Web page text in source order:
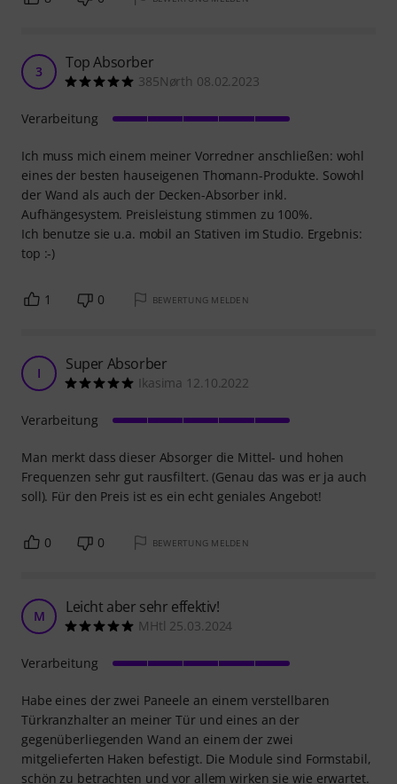
3 Top Absorber
385Nørth 08.02.2023
Ich muss mich einem meiner Vorredner anschließen: wohl
eines der besten hauseigenen Thomann-Produkte. Sowohl
der Wand als auch der Decken-Absorber inkl.
Aufhängesystem. Preisleistung stimmen zu 100%.
Ich benutze sie u.a. mobil an Stativen im Studio. Ergebnis:
top :-)
Verarbeitung
1 0 BEWERTUNG MELDEN
I Super Absorber
Ikasima 12.10.2022
Man merkt dass dieser Absorger die Mittel- und hohen
Frequenzen sehr gut rausfiltert. (Genau das was er ja auch
soll). Für den Preis ist es ein echt geniales Angebot!
Verarbeitung
0 0 BEWERTUNG MELDEN
M Leicht aber sehr effektiv!
MHtl 25.03.2024
Habe eines der zwei Paneele an einem verstellbaren
Türkranzhalter an meiner Tür und eines an der
gegenüberliegenden Wand an einem der zwei
mitgelieferten Haken befestigt. Die Module sind Formstabil,
schön zu betrachten und vor allem wirken sie wie erwartet.
Verarbeitung